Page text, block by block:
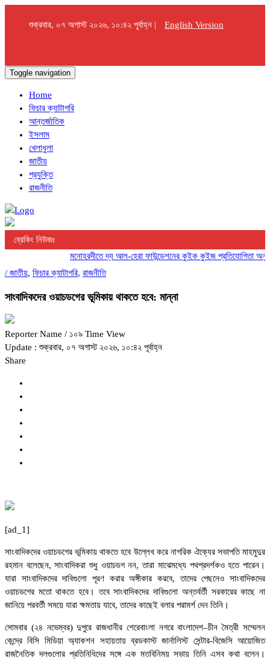
শুক্রবার, ০৭ অগাস্ট ২০২৬, ১০:৪২ পূর্বাহ্ন | English Version
Toggle navigation
Home
ফিচার ক্যাটাগরি
আন্তর্জাতিক
ইসলাম
খেলাধুলা
জাতীয়
প্রযুক্তি
রাজনীতি
ব্রেকিং নিউজঃ
মনোহরদীতে দ্য আল-হেরা ফাউন্ডেশনের কুইক কুইজ প্রতিযোগিতা অনুষ্ঠিত
/ জাতীয়, ফিচার ক্যাটাগরি, রাজনীতি
সাংবাদিকদের ওয়াচডগের ভূমিকায় থাকতে হবে: মান্না
Reporter Name / ১০৯ Time View
Update : শুক্রবার, ০৭ অগাস্ট ২০২৬, ১০:৪২ পূর্বাহ্ন
Share
[ad_1]
সাংবাদিকদের ওয়াচডগের ভূমিকায় থাকতে হবে উল্লেখ করে নাগরিক ঐক্যের সভাপতি মাহমুদুর
রহমান বলেছেন, সাংবাদিকরা শুধু ওয়াচডগ নন, তারা মাঝেমধ্যে পথপ্রদর্শকও হতে পারেন।
যারা সাংবাদিকদের দাবিগুলো পূরণ করার অঙ্গীকার করবে, তাদের পেছনেও সাংবাদিকদের
ওয়াচডগের মতো থাকতে হবে। তবে সাংবাদিকদের দাবিগুলো অন্তর্বর্তী সরকারের কাছে না
জানিয়ে পরবর্তী সময়ে যারা ক্ষমতায় যাবে, তাদের কাছেই বলার পরামর্শ দেন তিনি।
সোমবার (২৪ নভেম্বর) দুপুরে রাজধানীর শেরেবাংলা নগরে বাংলাদেশ–চীন মৈত্রী সম্মেলন
কেন্দ্রে বিসি মিডিয়া অ্যাকশন সহায়তায় ব্রডকাস্ট জার্নালিস্ট সেন্টার-বিজেসি আয়োজিত
রাজনৈতিক দলগুলোর প্রতিনিধিদের সঙ্গে এক মতবিনিময় সভায় তিনি এসব কথা বলেন।